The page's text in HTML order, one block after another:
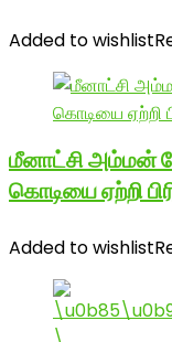
Added to wishlist
மீனாட்சி அம்மன்
கொடியை ஏற்றி
Added to wishlist